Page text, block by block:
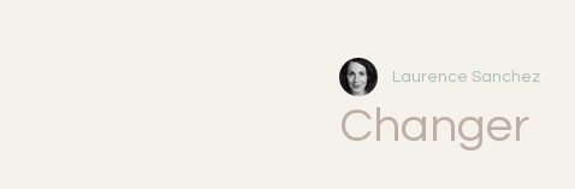
Cartographie du mental
Changer
Laurence Sanchez